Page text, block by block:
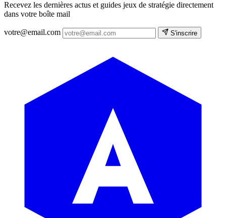
Recevez les dernières actus et guides jeux de stratégie directement
dans votre boîte mail
votre@email.com S'inscrire